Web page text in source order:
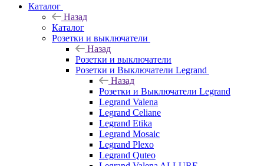
Каталог
Назад
Каталог
Розетки и выключатели
Назад
Розетки и выключатели
Розетки и Выключатели Legrand
Назад
Розетки и Выключатели Legrand
Legrand Valena
Legrand Celiane
Legrand Etika
Legrand Mosaic
Legrand Plexo
Legrand Quteo